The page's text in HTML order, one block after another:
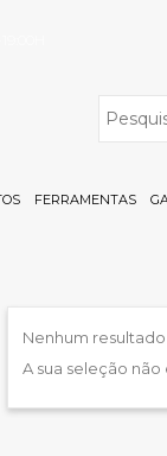
FERRAMENTAS
Nenhum
A sua seleção